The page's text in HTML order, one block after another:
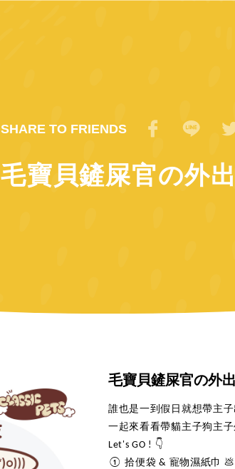
SHARE TO FRIENDS
毛寶貝鏟屎官の外
毛寶貝鏟屎官の外
誰也是一到假日就想帶主子
一起來看看帶貓主子狗主
Let's GO ! 👇
① 拾便袋 & 寵物濕紙巾 💩